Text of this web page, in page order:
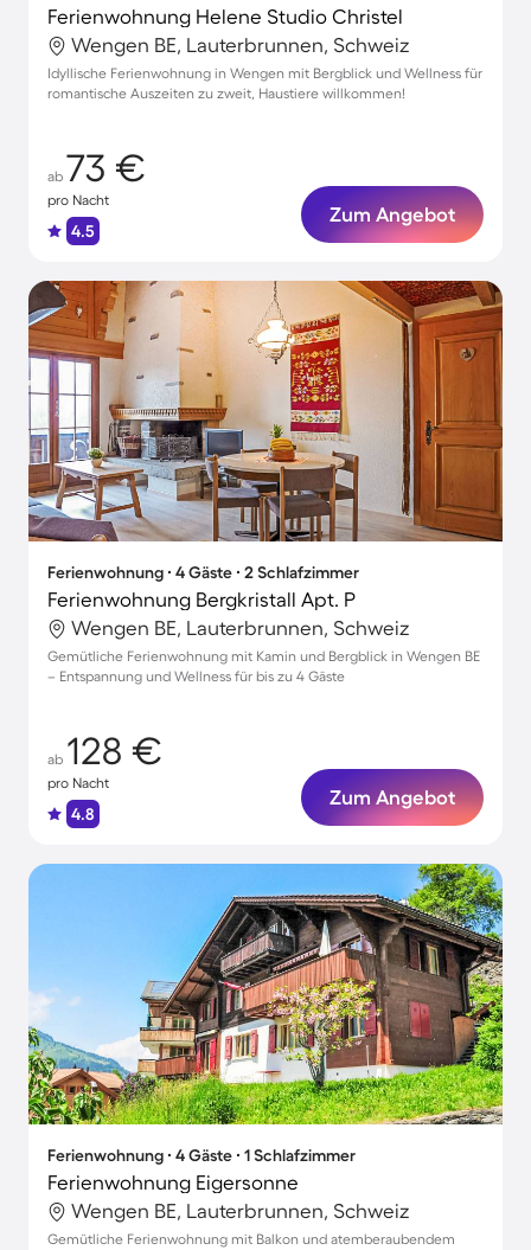
Ferienwohnung Helene Studio Christel
Wengen BE, Lauterbrunnen, Schweiz
Idyllische Ferienwohnung in Wengen mit Bergblick und Wellness für
romantische Auszeiten zu zweit, Haustiere willkommen!
ab 73 €
pro Nacht
4.5
Zum Angebot
Ferienwohnung ∙ 4 Gäste ∙ 2 Schlafzimmer
Ferienwohnung Bergkristall Apt. P
Wengen BE, Lauterbrunnen, Schweiz
Gemütliche Ferienwohnung mit Kamin und Bergblick in Wengen BE
– Entspannung und Wellness für bis zu 4 Gäste
ab 128 €
pro Nacht
4.8
Zum Angebot
Ferienwohnung ∙ 4 Gäste ∙ 1 Schlafzimmer
Ferienwohnung Eigersonne
Wengen BE, Lauterbrunnen, Schweiz
Gemütliche Ferienwohnung mit Balkon und atemberaubendem